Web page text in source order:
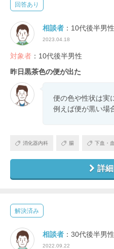
回答あり
相談者 ：10代後半男
2023.04.18
対象者 ：10代後半男性
昨日黒茶色の便が出た
便の色や性状は実
例えば便が黒い場
消化器内科 腸 下血・
詳
解決済み
相談者 ：30代後半男
2022.09.22